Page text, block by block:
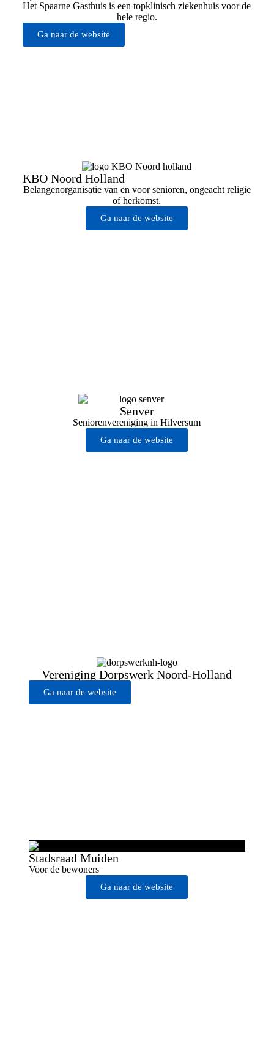
Het Spaarne Gasthuis is een topklinisch ziekenhuis voor de
hele regio.
Ga naar de website
KBO Noord Holland
Belangenorganisatie van en voor senioren, ongeacht religie
of herkomst.
Ga naar de website
Senver
Seniorenvereniging in Hilversum
Ga naar de website
Vereniging Dorpswerk Noord-Holland
Ga naar de website
Stadsraad Muiden
Voor de bewoners
Ga naar de website